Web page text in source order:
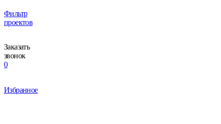
Фильтр
проектов
Заказать
звонок
0
Избранное